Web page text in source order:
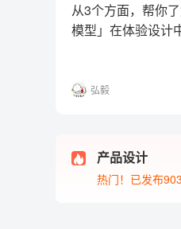
从3个方面，帮你
模型」在体验设计
弘毅
产品设计
热门！已发布